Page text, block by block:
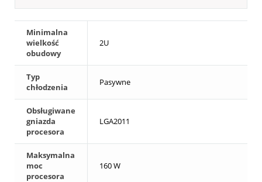
Minimalna
wielkość
obudowy
2U
Typ
chłodzenia
Pasywne
Obsługiwane
gniazda
procesora
LGA2011
Maksymalna
moc
procesora
160 W